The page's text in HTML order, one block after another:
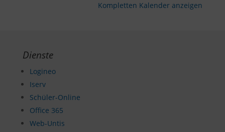
Kompletten Kalender anzeigen
Dienste
Logineo
Iserv
Schüler-Online
Office 365
Web-Untis